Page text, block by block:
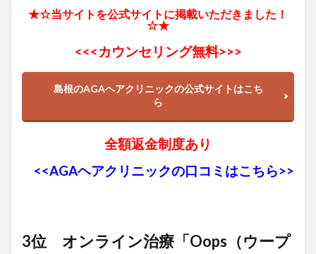
★☆当サイトを公式サイトに掲載いただきました！
☆★
<<<カウンセリング無料>>>
島根のAGAヘアクリニックの公式サイトはこち
ら
全額返金制度あり
<<AGAヘアクリニックの口コミはこちら>>
3位 オンライン治療「Oops（ウープ